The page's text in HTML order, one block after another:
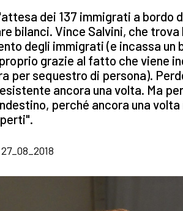
dei 137 immigrati a bordo
bilanci. Vince Salvini, che trova
degli immigrati (e incassa un
grazie al fatto che viene
per sequestro di persona).
ancora una volta. Ma
perché ancora una
27_08_2018